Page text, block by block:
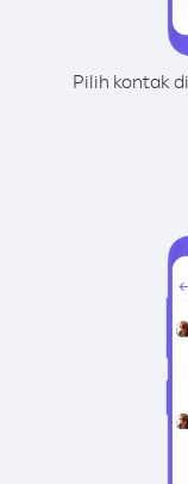
Pilih kontak